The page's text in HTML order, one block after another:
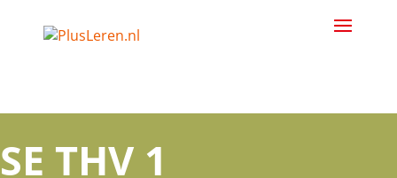
SE THV 1